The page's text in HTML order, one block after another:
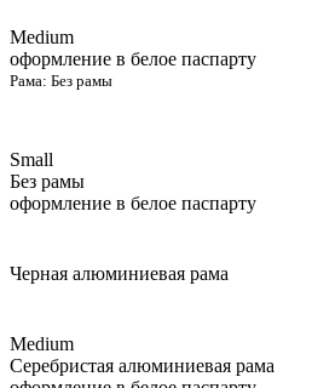
Medium
оформление в белое паспарту
Рама: Без рамы
Small
Без рамы
оформление в белое паспарту
Черная алюминиевая рама
Medium
Серебристая алюминиевая рама